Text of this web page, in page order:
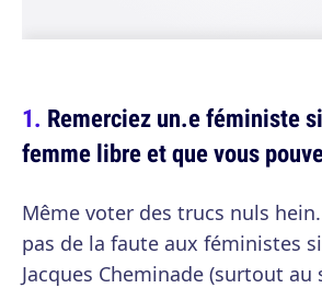
Remerciez un.e féministe
femme libre et que vous
Même voter des trucs nuls
pas de la faute aux féministes
Jacques Cheminade (surtout